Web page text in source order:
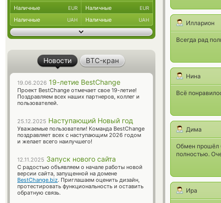
Илларион
Всегда рад
Нина
Всё
Дима
Обмен прошёл
полностью.
Ира
Наличные EUR Наличные EUR
Наличные UAH Наличные UAH
Новости BTC-кран
19.06.2026 19-летие BestChange
Проект BestChange отмечает свое 19-летие!
Поздравляем всех наших партнеров, коллег и
пользователей.
25.12.2025 Наступающий Новый год
Уважаемые пользователи! Команда BestChange
поздравляет всех с наступающим 2026 годом
и желает всего наилучшего!
12.11.2025 Запуск нового сайта
С радостью объявляем о начале работы новой
версии сайта, запущенной на домене
BestChange.biz. Приглашаем оценить дизайн,
протестировать функциональность и оставить
обратную связь.